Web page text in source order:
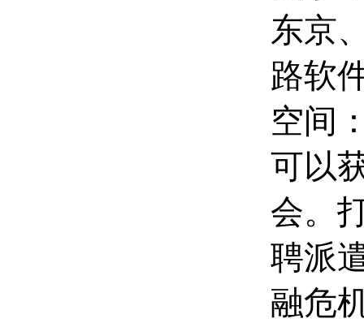
东京
路软
空间
可以
会。
聘派
融危